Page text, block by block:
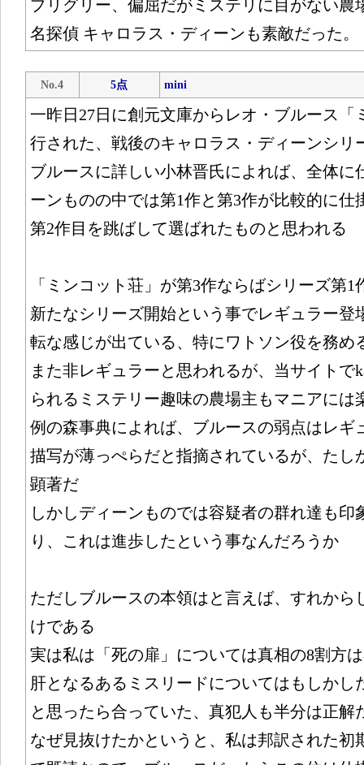
プリグリー、偏屈だがミステリに目がない農
名探偵 キャロラス・ディーンも素敵だった。
No.4 5点 mini
一昨日27日に創元文庫からレオ・ブルース「
行された、戦後のキャロラス・ディーンシリ
ブルースに詳しい小林晋氏によれば、全体に
ーンものの中では第1作と第3作が比較的に仕
第2作目を跳ばして選ばれたものと思われる
「ミンコット荘」が第3作ならばシリーズ第
新たなシリーズ開始という事でレギュラー登
転な感じが出ている、特にワトソン役を務め
また非レギュラーと思われるが、当サイトで
られるミステリー趣味の農場主もマニアには
例の森事典によれば、ブルースの弱点はレギ
描写が薄っぺらだと指摘されているが、たし
顕著だ
しかしディーンものでは容疑者の群れ達も印
り、これは進歩したという事なんだろうか
ただしブルースの本領はと言えば、すれから
けである
実は私は「死の扉」については真相の8割方
肝となるあるミスリードについてはもしかし
と思ったら合っていた、真犯人も半分は正解
なぜ見抜けたかというと、私は邦訳された初